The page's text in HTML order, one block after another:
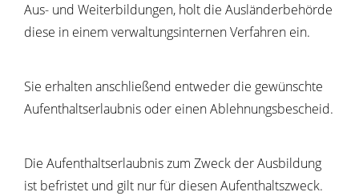
Aus- und Weiterbildungen, holt die Ausländerbehörde
diese in einem verwaltungsinternen Verfahren ein.
Sie erhalten anschließend entweder die gewünschte
Aufenthaltserlaubnis oder einen Ablehnungsbescheid.
Die Aufenthaltserlaubnis zum Zweck der Ausbildung
ist befristet und gilt nur für diesen Aufenthaltszweck.